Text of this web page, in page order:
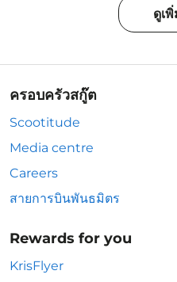
ดูเ
ครอบครัวสกู๊ต
Scootitude
Media centre
Careers
สายการบินพันธมิตร
Rewards for you
KrisFlyer